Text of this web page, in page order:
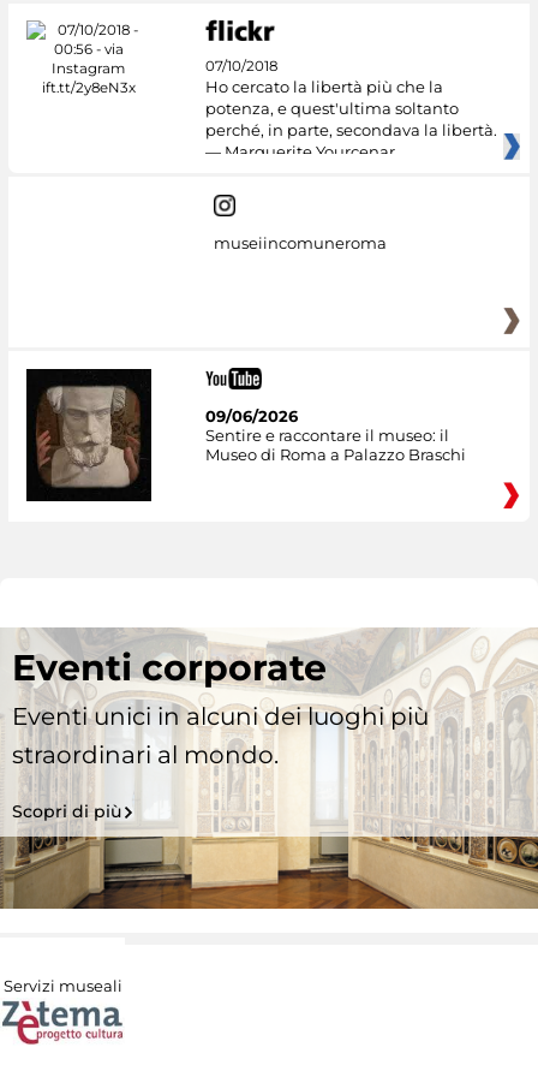
07/10/2018
Ho cercato la libertà più che la
potenza, e quest'ultima soltanto
perché, in parte, secondava la libertà.
— Marguerite Yourcenar
museiincomuneroma
09/06/2026
Sentire e raccontare il museo: il
Museo di Roma a Palazzo Braschi
Eventi corporate
Eventi unici in alcuni dei luoghi più
straordinari al mondo.
Scopri di più
Servizi museali